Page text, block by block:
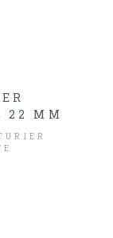
22 MM